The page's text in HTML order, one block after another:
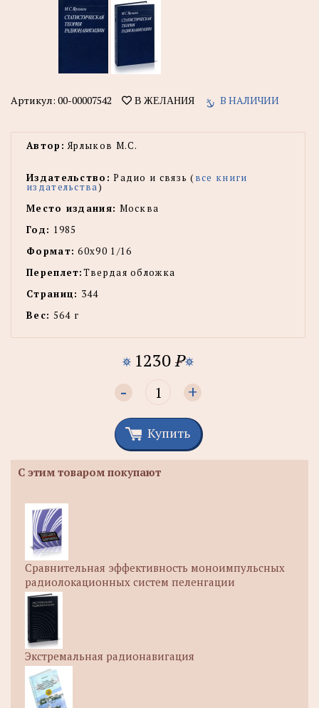
Артикул: 00-00007542 В ЖЕЛАНИЯ В НАЛИЧИИ
Автор: Ярлыков М.С.
Издательство: Радио и связь (все книги
издательства)
Место издания: Москва
Год: 1985
Формат: 60x90 1/16
Переплет:Твердая обложка
Страниц: 344
Вес: 564 г
1230P
- +
Купить
С этим товаром покупают
Сравнительная эффективность моноимпульсных
радиолокационных систем пеленгации
Экстремальная радионавигация